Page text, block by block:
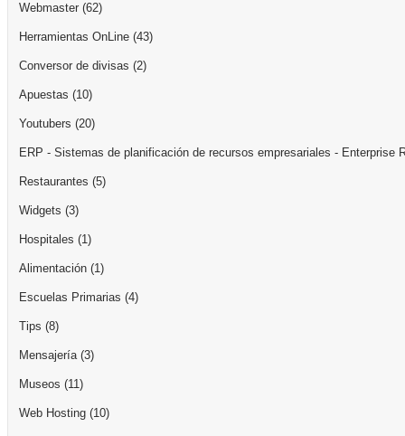
Webmaster (62)
Herramientas OnLine (43)
Conversor de divisas (2)
Apuestas (10)
Youtubers (20)
ERP - Sistemas de planificación de recursos empresariales - Enterprise
Restaurantes (5)
Widgets (3)
Hospitales (1)
Alimentación (1)
Escuelas Primarias (4)
Tips (8)
Mensajería(3)
Museos (11)
Web Hosting (10)